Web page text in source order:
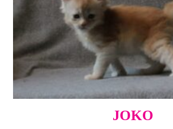
JOKO